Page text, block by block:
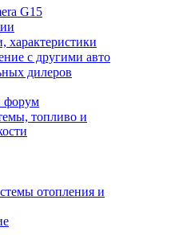
G15
с другими авто
дилеров
форум
топливо и
отопления и